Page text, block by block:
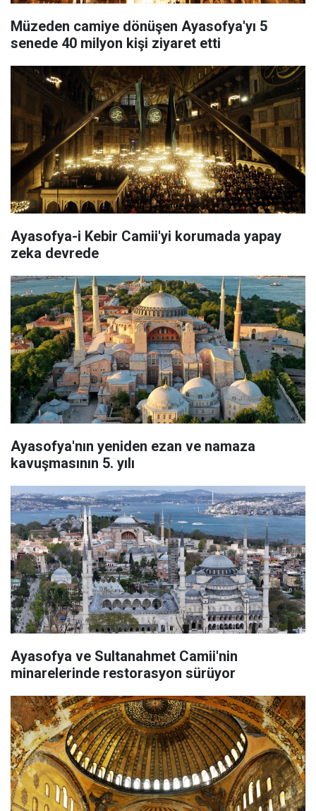
Müzeden camiye dönüşen Ayasofya'yı 5
senede 40 milyon kişi ziyaret etti
Ayasofya-i Kebir Camii'yi korumada yapay
zeka devrede
Ayasofya'nın yeniden ezan ve namaza
kavuşmasının 5. yılı
Ayasofya ve Sultanahmet Camii'nin
minarelerinde restorasyon sürüyor